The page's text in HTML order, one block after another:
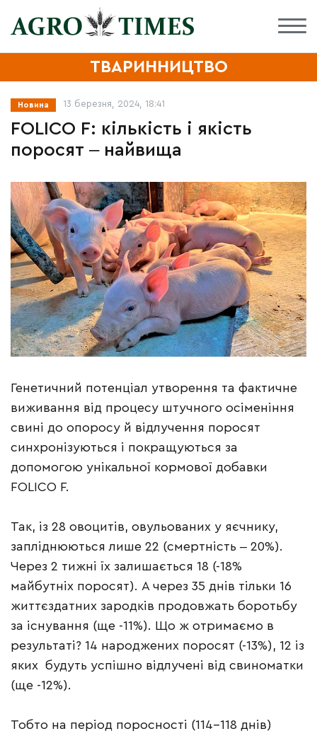
ТВАРИННИЦТВО
Новина 13 березня, 2024, 18:41
FOLICO F: кількість і якість
поросят ‒ найвища
Генетичний потенціал утворення та фактичне
виживання від процесу штучного осіменіння
свині до опоросу й відлучення поросят
синхронізуються і покращуються за
допомогою унікальної кормової добавки
FOLICO F.
Так, із 28 овоцитів, овульованих у яєчнику,
запліднюються лише 22 (смертність ‒ 20%).
Через 2 тижні їх залишається 18 (-18%
майбутніх поросят). А через 35 днів тільки 16
життєздатних зародків продовжать боротьбу
за існування (ще -11%). Що ж отримаємо в
результаті? 14 народжених поросят (-13%), 12 із
яких будуть успішно відлучені від свиноматки
(ще -12%).
Тобто на період поросності (114-118 днів)